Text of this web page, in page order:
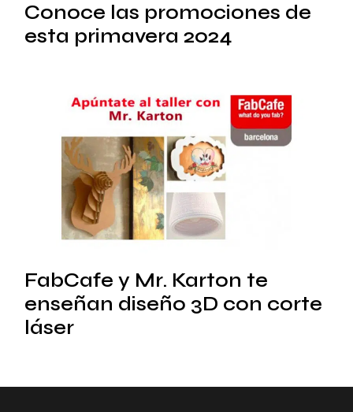
Conoce las promociones de
esta primavera 2024
FabCafe y Mr. Karton te
enseñan diseño 3D con corte
láser